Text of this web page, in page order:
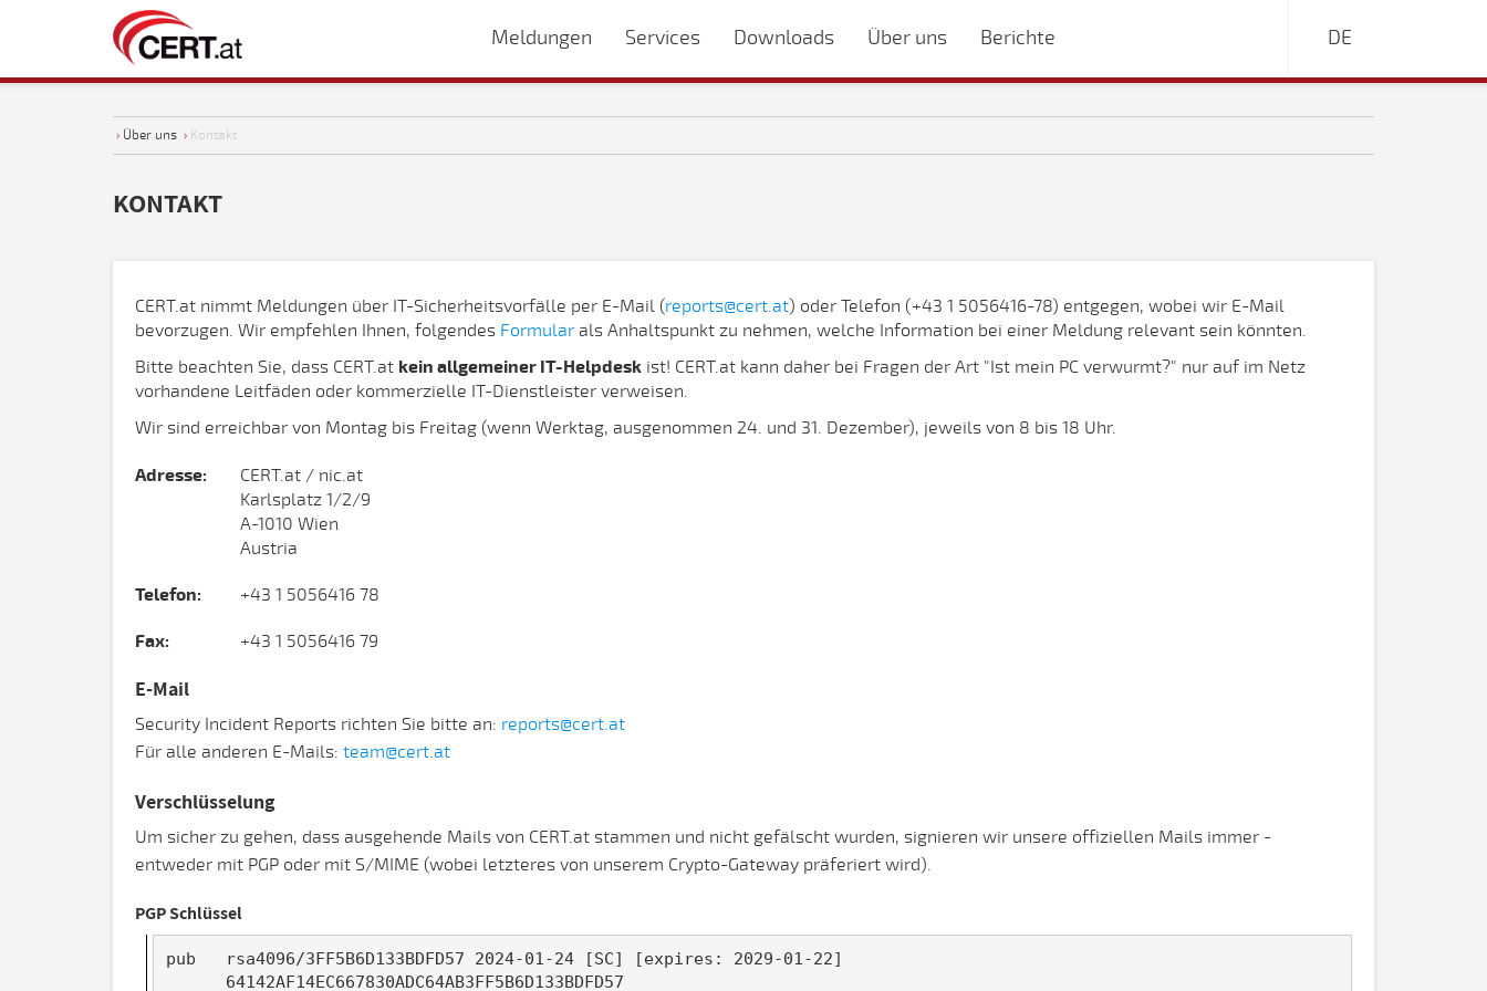
Meldungen Services Downloads Über uns Berichte DE
› Über uns › Kontakt
KONTAKT
CERT.at nimmt Meldungen über IT-Sicherheitsvorfälle per E-Mail (reports@cert.at) oder Telefon (+43 1 5056416-78) entgegen, wobei wir E-Mail
bevorzugen. Wir empfehlen Ihnen, folgendes Formular als Anhaltspunkt zu nehmen, welche Information bei einer Meldung relevant sein könnten.
Bitte beachten Sie, dass CERT.at kein allgemeiner IT-Helpdesk ist! CERT.at kann daher bei Fragen der Art "Ist mein PC verwurmt?" nur auf im Netz
vorhandene Leitfäden oder kommerzielle IT-Dienstleister verweisen.
Wir sind erreichbar von Montag bis Freitag (wenn Werktag, ausgenommen 24. und 31. Dezember), jeweils von 8 bis 18 Uhr.
Adresse:
CERT.at / nic.at
Karlsplatz 1/2/9
A-1010 Wien
Austria
Telefon: +43 1 5056416 78
Fax: +43 1 5056416 79
E-Mail
Security Incident Reports richten Sie bitte an: reports@cert.at
Für alle anderen E-Mails: team@cert.at
Verschlüsselung
Um sicher zu gehen, dass ausgehende Mails von CERT.at stammen und nicht gefälscht wurden, signieren wir unsere offiziellen Mails immer -
entweder mit PGP oder mit S/MIME (wobei letzteres von unserem Crypto-Gateway präferiert wird).
PGP Schlüssel
pub   rsa4096/3FF5B6D133BDFD57 2024-01-24 [SC] [expires: 2029-01-22]
      64142AF14EC667830ADC64AB3FF5B6D133BDFD57